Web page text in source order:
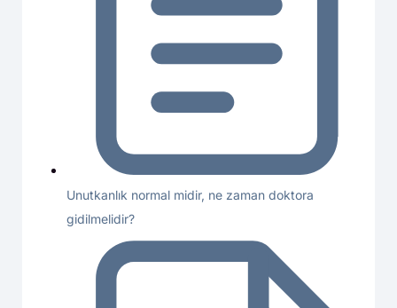
Unutkanlık normal midir, ne zaman doktora
gidilmelidir?